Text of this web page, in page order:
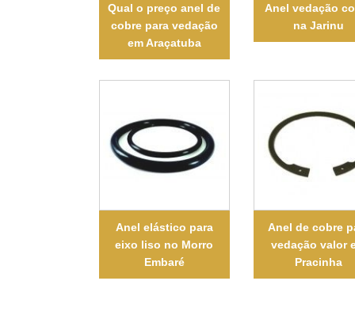
Qual o preço anel de
cobre para vedação
em Araçatuba
Anel vedação
na Jarinu
Anel elástico para
eixo liso no Morro
Embaré
Anel de cobre
vedação valor
Pracinha